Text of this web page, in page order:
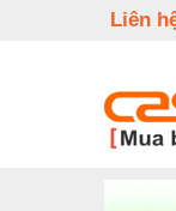
Liên